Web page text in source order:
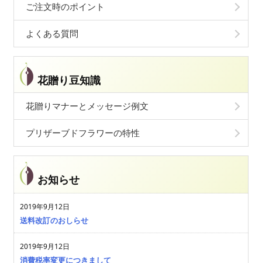
ご注文時のポイント
よくある質問
花贈り豆知識
花贈りマナーとメッセージ例文
プリザーブドフラワーの特性
お知らせ
2019年9月12日
送料改訂のおしらせ
2019年9月12日
消費税率変更につきまして